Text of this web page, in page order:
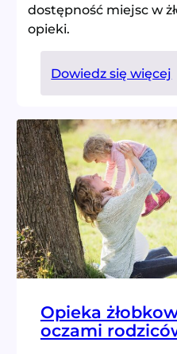
dostępność miejsc w
opieki.
Dowiedz się więcej
–
Opieka
oczami